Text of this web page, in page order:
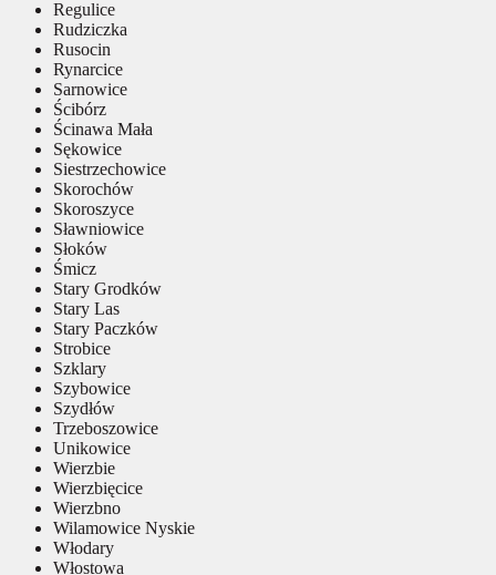
Regulice
Rudziczka
Rusocin
Rynarcice
Sarnowice
Ścibórz
Ścinawa Mała
Sękowice
Siestrzechowice
Skorochów
Skoroszyce
Sławniowice
Słoków
Śmicz
Stary Grodków
Stary Las
Stary Paczków
Strobice
Szklary
Szybowice
Szydłów
Trzeboszowice
Unikowice
Wierzbie
Wierzbięcice
Wierzbno
Wilamowice Nyskie
Włodary
Włostowa